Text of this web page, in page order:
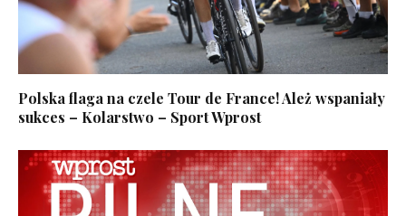
Polska flaga na czele Tour de France! Ależ wspaniały
sukces – Kolarstwo – Sport Wprost